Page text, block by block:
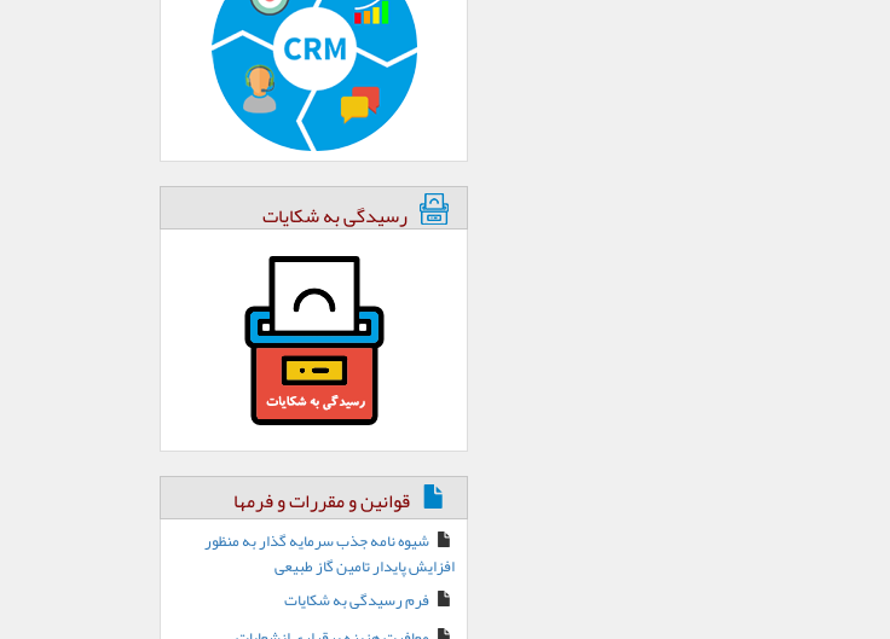
رسیدگی به شکایات
قوانین و مقررات و فرمها
شیوه نامه جذب سرمایه گذار به منظور
افزایش پایدار تامین گاز طبیعی
فرم رسیدگی به شکایات